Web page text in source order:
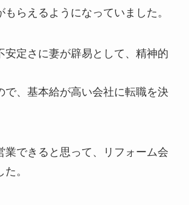
もらえるようになっていました。
安定さに妻が辟易として、精神的
で、基本給が高い会社に転職を決
業できると思って、リフォーム会
。